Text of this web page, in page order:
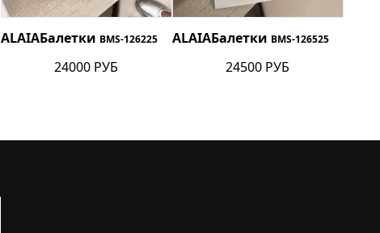
Балетки
ALAIA BMS-126225
24000 РУБ
Балетки
ALAIA BMS-126525
24500 РУБ